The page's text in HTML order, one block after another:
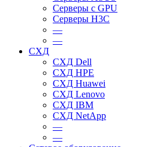
Серверы c GPU
Серверы H3C
—
—
СХД
СХД Dell
СХД HPE
СХД Huawei
СХД Lenovo
СХД IBM
СХД NetApp
—
—